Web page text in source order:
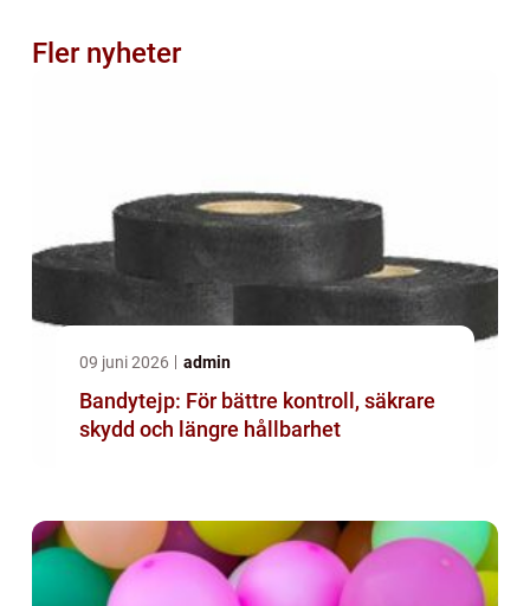
Fler nyheter
09 juni 2026 admin
Bandytejp: För bättre kontroll, säkrare
skydd och längre hållbarhet